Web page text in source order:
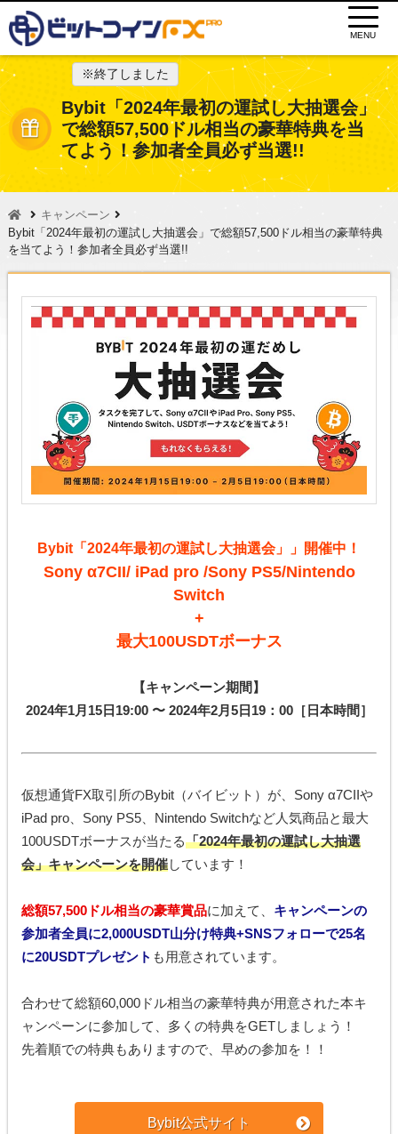
MENU
※終了しました
Bybit「2024年最初の運試し大抽選会」
で総額57,500ドル相当の豪華特典を当
てよう！参加者全員必ず当選!!
キャンペーン
Bybit「2024年最初の運試し大抽選会」で総額57,500ドル相当の豪華特典
を当てよう！参加者全員必ず当選!!
Bybit「2024年最初の運試し大抽選会」」開催中！
Sony α7CII/ iPad pro /Sony PS5/Nintendo
Switch
+
最大100USDTボーナス
【キャンペーン期間】
2024年1月15日19:00 〜 2024年2月5日19：00［日本時間］
仮想通貨FX取引所のBybit（バイビット）が、Sony α7CIIや
iPad pro、Sony PS5、Nintendo Switchなど人気商品と最大
100USDTボーナスが当たる「2024年最初の運試し大抽選
会」キャンペーンを開催しています！
総額57,500ドル相当の豪華賞品に加えて、 キャンペーンの
参加者全員に2,000USDT山分け特典+SNSフォローで25名
に20USDTプレゼント も用意されています。
合わせて総額60,000ドル相当の豪華特典が用意された本キ
ャンペーンに参加して、多くの特典をGETしましょう！
先着順での特典もありますので、早めの参加を！！
Bybit公式サイト